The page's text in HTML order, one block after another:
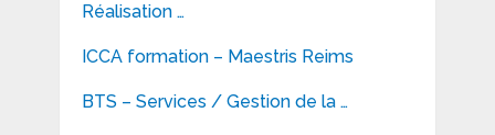
Réalisation …
ICCA formation – Maestris Reims
BTS – Services / Gestion de la …